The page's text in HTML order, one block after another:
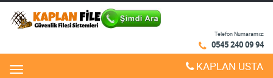
Telefon Numaramız:
0545 240 09 94
Menu KAPLAN USTA